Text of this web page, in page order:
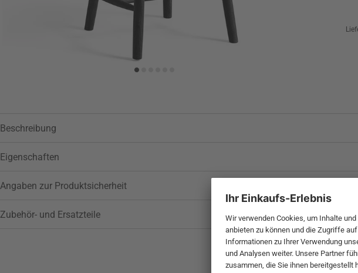
Beschreibung
Eigenschaften
Angaben zur Produktsicherheit
Zubehör- und Ersatzteile